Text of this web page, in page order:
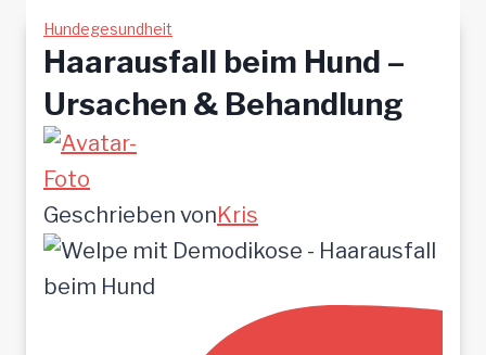
Hundegesundheit
Haarausfall beim Hund –
Ursachen & Behandlung
Geschrieben vonKris